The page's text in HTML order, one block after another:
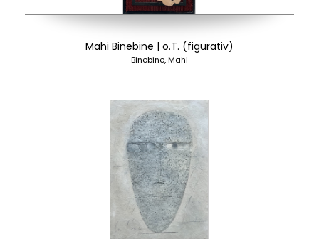
Mahi Binebine | o.T. (figurativ)
Binebine, Mahi